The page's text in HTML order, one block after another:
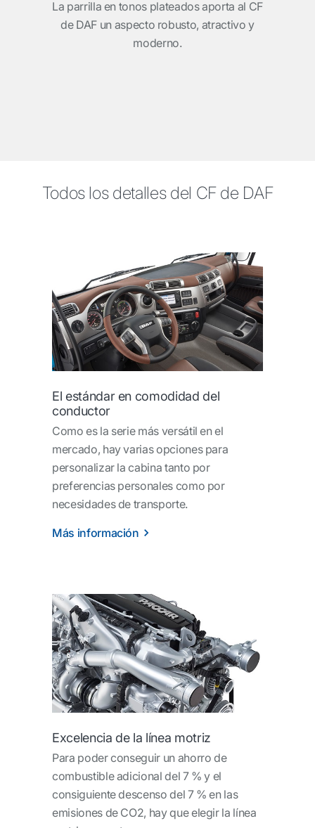
La parrilla en tonos plateados aporta al CF
de DAF un aspecto robusto, atractivo y
moderno.
Todos los detalles del CF de DAF
El estándar en comodidad del
conductor
Como es la serie más versátil en el
mercado, hay varias opciones para
personalizar la cabina tanto por
preferencias personales como por
necesidades de transporte.
Más información
Excelencia de la línea motriz
Para poder conseguir un ahorro de
combustible adicional del 7 % y el
consiguiente descenso del 7 % en las
emisiones de CO2, hay que elegir la línea